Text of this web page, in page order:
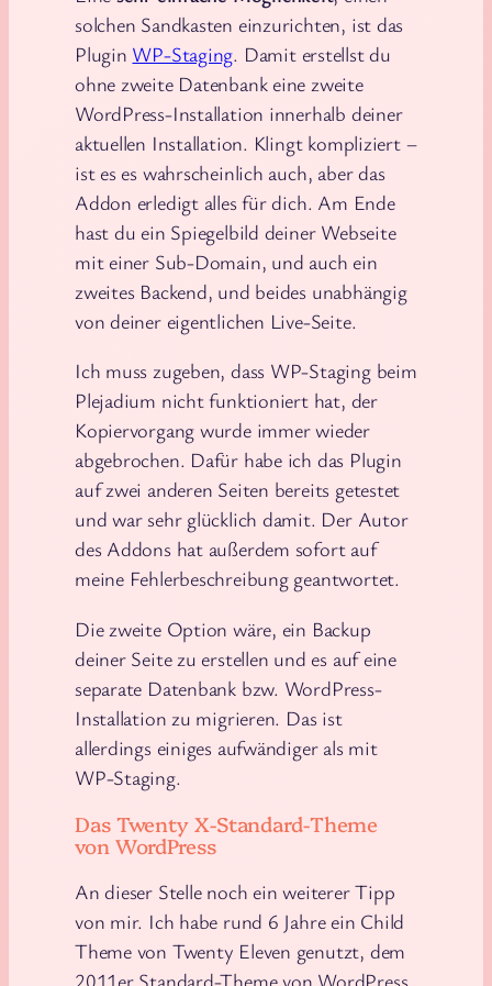
solchen Sandkasten einzurichten, ist das
Plugin WP-Staging. Damit erstellst du
ohne zweite Datenbank eine zweite
WordPress-Installation innerhalb deiner
aktuellen Installation. Klingt kompliziert –
ist es es wahrscheinlich auch, aber das
Addon erledigt alles für dich. Am Ende
hast du ein Spiegelbild deiner Webseite
mit einer Sub-Domain, und auch ein
zweites Backend, und beides unabhängig
von deiner eigentlichen Live-Seite.
Ich muss zugeben, dass WP-Staging beim
Plejadium nicht funktioniert hat, der
Kopiervorgang wurde immer wieder
abgebrochen. Dafür habe ich das Plugin
auf zwei anderen Seiten bereits getestet
und war sehr glücklich damit. Der Autor
des Addons hat außerdem sofort auf
meine Fehlerbeschreibung geantwortet.
Die zweite Option wäre, ein Backup
deiner Seite zu erstellen und es auf eine
separate Datenbank bzw. WordPress-
Installation zu migrieren. Das ist
allerdings einiges aufwändiger als mit
WP-Staging.
Das Twenty X-Standard-Theme
von WordPress
An dieser Stelle noch ein weiterer Tipp
von mir. Ich habe rund 6 Jahre ein Child
Theme von Twenty Eleven genutzt, dem
2011er Standard-Theme von WordPress.